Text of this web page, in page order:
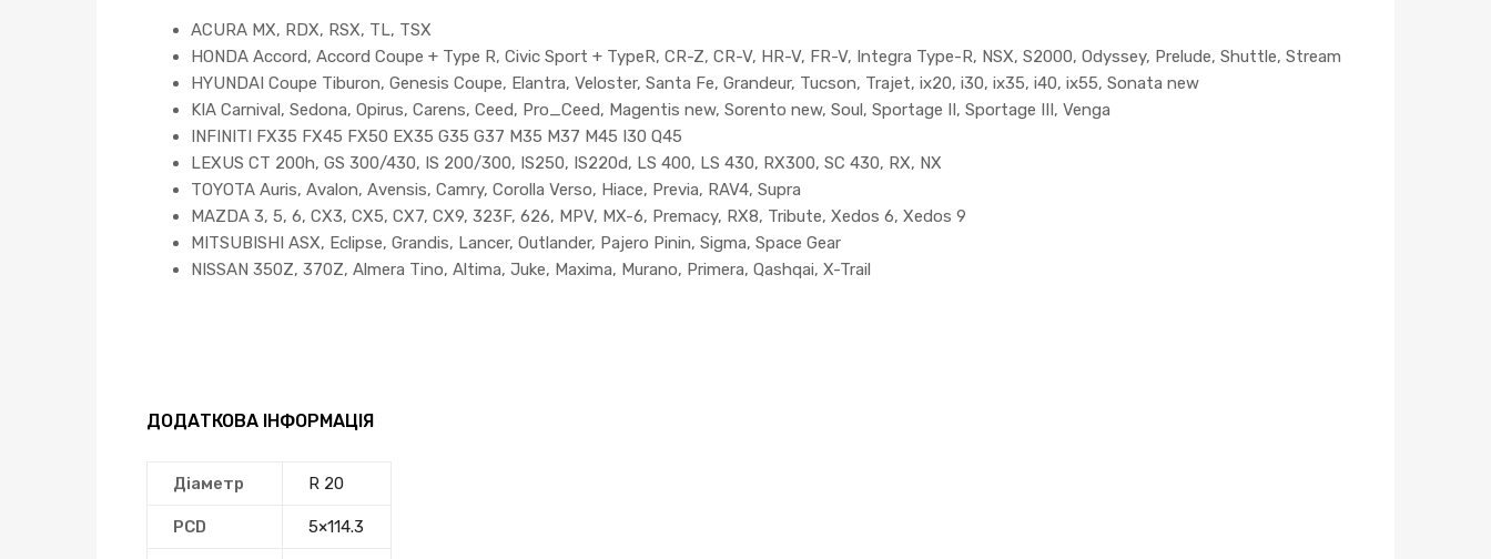
ACURA MX, RDX, RSX, TL, TSX
HONDA Accord, Accord Coupe + Type R, Civic Sport + TypeR, CR-Z, CR-V, HR-V, FR-V, Integra Type-R, NSX, S2000, Odyssey, Prelude, Shuttle, Stream
HYUNDAI Coupe Tiburon, Genesis Coupe, Elantra, Veloster, Santa Fe, Grandeur, Tucson, Trajet, ix20, i30, ix35, i40, ix55, Sonata new
KIA Carnival, Sedona, Opirus, Carens, Ceed, Pro_Ceed, Magentis new, Sorento new, Soul, Sportage II, Sportage III, Venga
INFINITI FX35 FX45 FX50 EX35 G35 G37 M35 M37 M45 I30 Q45
LEXUS CT 200h, GS 300/430, IS 200/300, IS250, IS220d, LS 400, LS 430, RX300, SC 430, RX, NX
TOYOTA Auris, Avalon, Avensis, Camry, Corolla Verso, Hiace, Previa, RAV4, Supra
MAZDA 3, 5, 6, CX3, CX5, CX7, CX9, 323F, 626, MPV, MX-6, Premacy, RX8, Tribute, Xedos 6, Xedos 9
MITSUBISHI ASX, Eclipse, Grandis, Lancer, Outlander, Pajero Pinin, Sigma, Space Gear
NISSAN 350Z, 370Z, Almera Tino, Altima, Juke, Maxima, Murano, Primera, Qashqai, X-Trail
ДОДАТКОВА ІНФОРМАЦІЯ
Діаметр R 20
PCD 5×114.3